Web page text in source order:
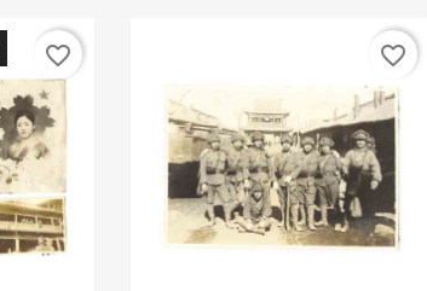
favorite_border favorite_border